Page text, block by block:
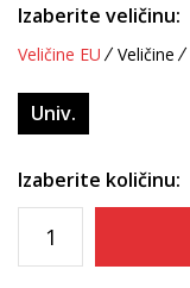
Izaberite veličinu:
Veličine EU Veličine
Univ.
Izaberite količinu: